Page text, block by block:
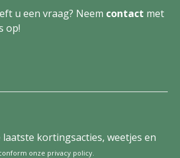
u een vraag? Neem contact met
op!
kortingsacties, weetjes en
onze privacy policy